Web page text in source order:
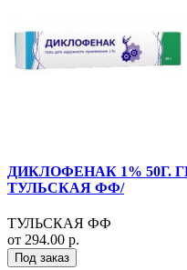
ДИКЛОФЕНАК 1% 50Г.
ТУЛЬСКАЯ ФФ/
ТУЛЬСКАЯ ФФ
от 294.00 р.
Под заказ